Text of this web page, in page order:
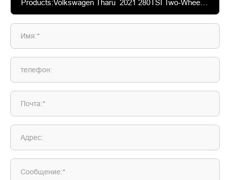
Имя:*
телефон:
Почта:*
Адрес:
Сообщение:*